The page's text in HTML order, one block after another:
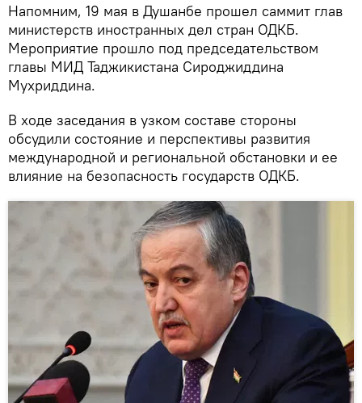
Напомним, 19 мая в Душанбе прошел саммит глав
министерств иностранных дел стран ОДКБ.
Мероприятие прошло под председательством
главы МИД Таджикистана Сироджиддина
Мухриддина.
В ходе заседания в узком составе стороны
обсудили состояние и перспективы развития
международной и региональной обстановки и ее
влияние на безопасность государств ОДКБ.